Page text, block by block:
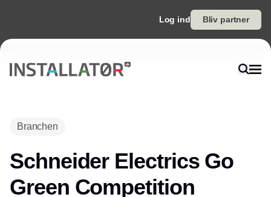
Log ind Bliv partner
Branchen
Schneider Electrics Go
Green Competition